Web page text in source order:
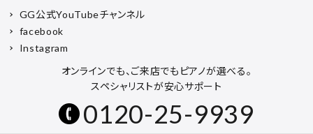
GG公式YouTubeチャンネル
facebook
Instagram
オンラインでも、ご来店でもピアノが選べる。
スペシャリストが安心サポート
0120-25-9939